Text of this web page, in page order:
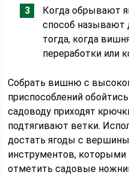
Когда обрывают
способ называют
тогда, когда
переработки или
Собрать вишню с
приспособлений
садоводу приходят
подтягивают ветки.
достать ягоды с
инструментов, которыми
отметить садовые